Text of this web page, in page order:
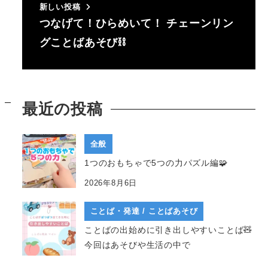
新しい投稿
つなげて！ひらめいて！ チェーンリン
グことばあそび⛓
最近の投稿
全般
1つのおもちゃで5つの力パズル編🧩
2026年8月6日
ことば・発達 / ことばあそび
ことばの出始めに引き出しやすいことば🧸
今回はあそびや生活の中で